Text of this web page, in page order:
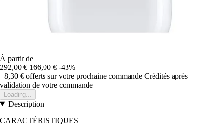
À partir de
292,00 € 166,00 € -43%
+8,30 € offerts sur votre prochaine commande Crédités après
validation de votre commande
Loading...
Description
CARACTÉRISTIQUES